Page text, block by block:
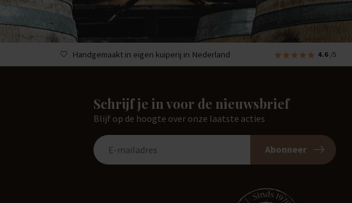
Handgemaakt in eigen kuiperij in Nederland 4.6 /5
Schrijf je in voor de nieuwsbrief
Blijf op de hoogte over onze laatste acties
Abonneer